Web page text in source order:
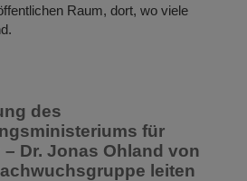
Raum, dort, wo viele
des
für
Dr. Jonas Ohland von
leiten